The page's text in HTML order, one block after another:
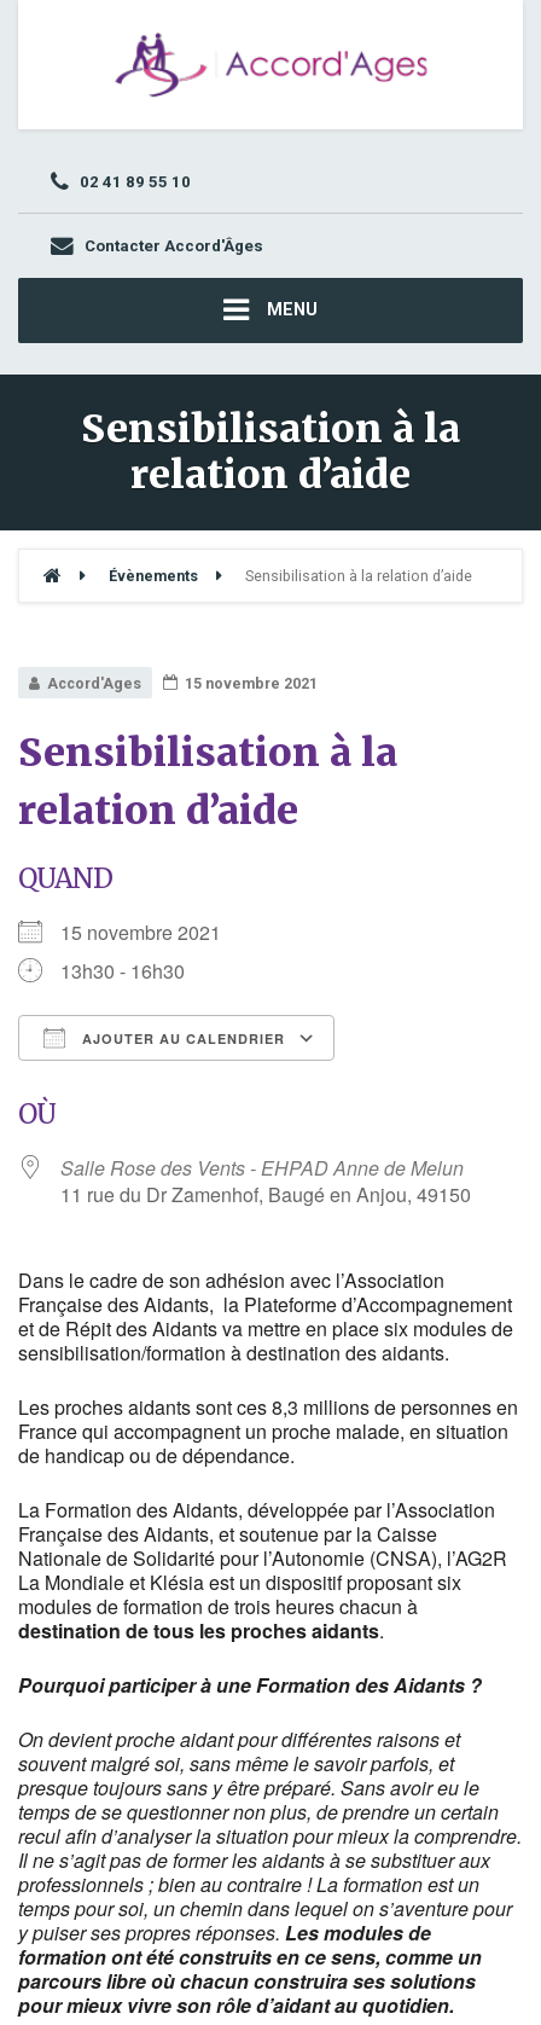
02 41 89 55 10
Contacter Accord'Âges
MENU
Sensibilisation à la
relation d’aide
Évènements Sensibilisation à la relation d’aide
Accord'Ages 15 novembre 2021
Sensibilisation à la
relation d’aide
QUAND
15 novembre 2021
13h30 - 16h30
AJOUTER AU CALENDRIER
OÙ
Salle Rose des Vents - EHPAD Anne de Melun
11 rue du Dr Zamenhof, Baugé en Anjou, 49150
Dans le cadre de son adhésion avec l’Association
Française des Aidants, la Plateforme d’Accompagnement
et de Répit des Aidants va mettre en place six modules de
sensibilisation/formation à destination des aidants.
Les proches aidants sont ces 8,3 millions de personnes en
France qui accompagnent un proche malade, en situation
de handicap ou de dépendance.
La Formation des Aidants, développée par l’Association
Française des Aidants, et soutenue par la Caisse
Nationale de Solidarité pour l’Autonomie (CNSA), l’AG2R
La Mondiale et Klésia est un dispositif proposant six
modules de formation de trois heures chacun à
destination de tous les proches aidants.
Pourquoi participer à une Formation des Aidants ?
On devient proche aidant pour différentes raisons et
souvent malgré soi, sans même le savoir parfois, et
presque toujours sans y être préparé. Sans avoir eu le
temps de se questionner non plus, de prendre un certain
recul afin d’analyser la situation pour mieux la comprendre.
Il ne s’agit pas de former les aidants à se substituer aux
professionnels ; bien au contraire ! La formation est un
temps pour soi, un chemin dans lequel on s’aventure pour
y puiser ses propres réponses. Les modules de
formation ont été construits en ce sens, comme un
parcours libre où chacun construira ses solutions
pour mieux vivre son rôle d’aidant au quotidien.